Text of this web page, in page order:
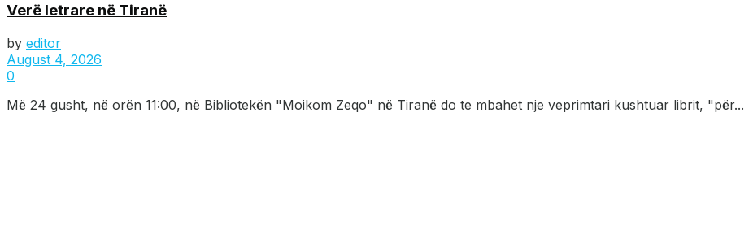
Verë letrare në Tiranë
by editor
August 4, 2026
0
Më 24 gusht, në orën 11:00, në Bibliotekën "Moikom Zeqo" në Tiranë do te mbahet nje veprimtari kushtuar librit, "për...